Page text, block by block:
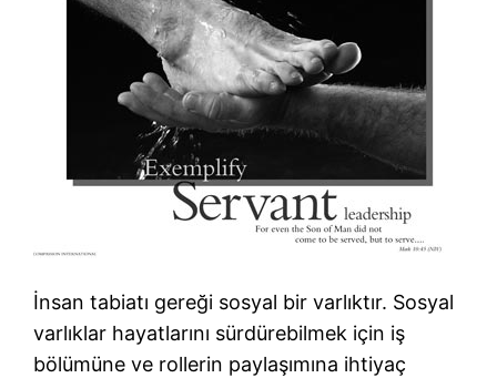
İnsan tabiatı gereği sosyal bir varlıktır. Sosyal
varlıklar hayatlarını sürdürebilmek için iş
bölümüne ve rollerin paylaşımına ihtiyaç